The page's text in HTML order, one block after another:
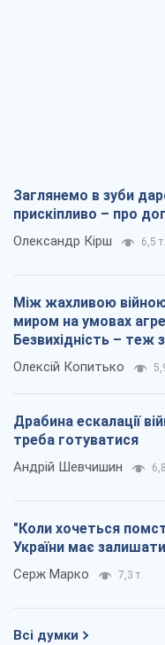
Заглянемо в зуби
прискіпливо – про
Олександр Кірш 6,5 т.
Між жахливою
миром на умовах
Безвихідність – теж
Олексій Копитько
Драбина ескалації
треба готуватися
Андрій Шевчишин
"Коли хочеться
України має
Серж Марко 7,3 т.
Всі думки